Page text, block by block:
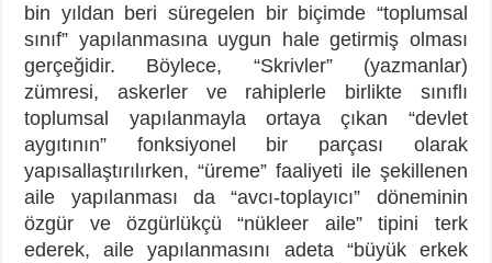
bin yıldan beri süregelen bir biçimde “toplumsal
sınıf” yapılanmasına uygun hale getirmiş olması
gerçeğidir. Böylece, “Skrivler” (yazmanlar)
zümresi, askerler ve rahiplerle birlikte sınıflı
toplumsal yapılanmayla ortaya çıkan “devlet
aygıtının” fonksiyonel bir parçası olarak
yapısallaştırılırken, “üreme” faaliyeti ile şekillenen
aile yapılanması da “avcı-toplayıcı” döneminin
özgür ve özgürlükçü “nükleer aile” tipini terk
ederek, aile yapılanmasını adeta “büyük erkek